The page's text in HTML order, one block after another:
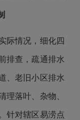
际情况，细化四
排查，疏通排水
、老旧小区排水
理落叶、杂物、
针对辖区易涝点